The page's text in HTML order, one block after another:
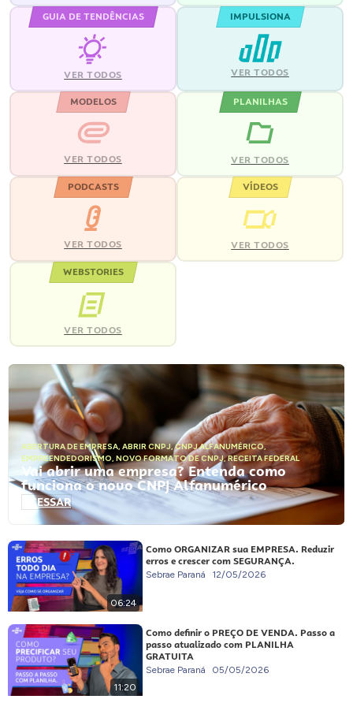
GUIA DE TENDÊNCIAS
VER TODOS
IMPULSIONA
VER TODOS
MODELOS
VER TODOS
PLANILHAS
VER TODOS
PODCASTS
VER TODOS
VÍDEOS
VER TODOS
WEBSTORIES
VER TODOS
ABERTURA DE EMPRESA, ABRIR CNPJ,CNPJ ALFANUMÉRICO,
EMPREENDEDORISMO, NOVO FORMATO DE CNPJ,RECEITA FEDERAL
Vai abrir uma empresa? Entenda como
funciona o novo CNPJ Alfanumérico
ACESSAR
06:24
Como ORGANIZAR sua EMPRESA. Reduzir
erros e crescer com SEGURANÇA.
Sebrae Paraná 12/05/2026
11:20
Como definir o PREÇO DE VENDA. Passo a
passo atualizado com PLANILHA
GRATUITA
Sebrae Paraná 05/05/2026